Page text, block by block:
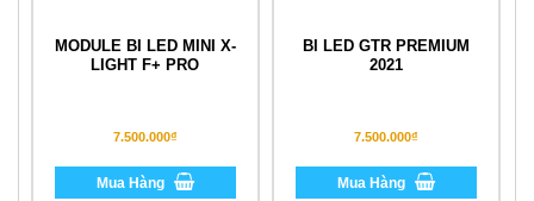
MODULE BI LED MINI X-
LIGHT F+ PRO
7.500.000₫
Mua Hàng
BI LED GTR PREMIUM
2021
7.500.000₫
Mua Hàng